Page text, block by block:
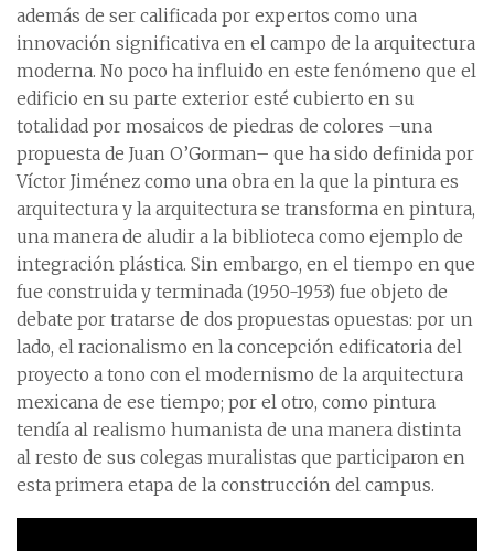
además de ser calificada por expertos como una
innovación significativa en el campo de la arquitectura
moderna. No poco ha influido en este fenómeno que el
edificio en su parte exterior esté cubierto en su
totalidad por mosaicos de piedras de colores –una
propuesta de Juan O’Gorman– que ha sido definida por
Víctor Jiménez como una obra en la que la pintura es
arquitectura y la arquitectura se transforma en pintura,
una manera de aludir a la biblioteca como ejemplo de
integración plástica. Sin embargo, en el tiempo en que
fue construida y terminada (1950-1953) fue objeto de
debate por tratarse de dos propuestas opuestas: por un
lado, el racionalismo en la concepción edificatoria del
proyecto a tono con el modernismo de la arquitectura
mexicana de ese tiempo; por el otro, como pintura
tendía al realismo humanista de una manera distinta
al resto de sus colegas muralistas que participaron en
esta primera etapa de la construcción del campus.